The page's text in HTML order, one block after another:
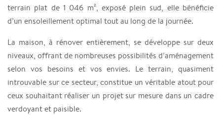
terrain plat de 1 046 m², exposé plein sud, elle bénéficie
d’un ensoleillement optimal tout au long de la journée.
La maison, à rénover entièrement, se développe sur deux
niveaux, offrant de nombreuses possibilités d’aménagement
selon vos besoins et vos envies. Le terrain, quasiment
introuvable sur ce secteur, constitue un véritable atout pour
ceux souhaitant réaliser un projet sur mesure dans un cadre
verdoyant et paisible.